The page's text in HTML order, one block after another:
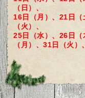
（日）、
16日（月）、21日（
（火）、
25日（水）、26日（
（月）、31日（火）、